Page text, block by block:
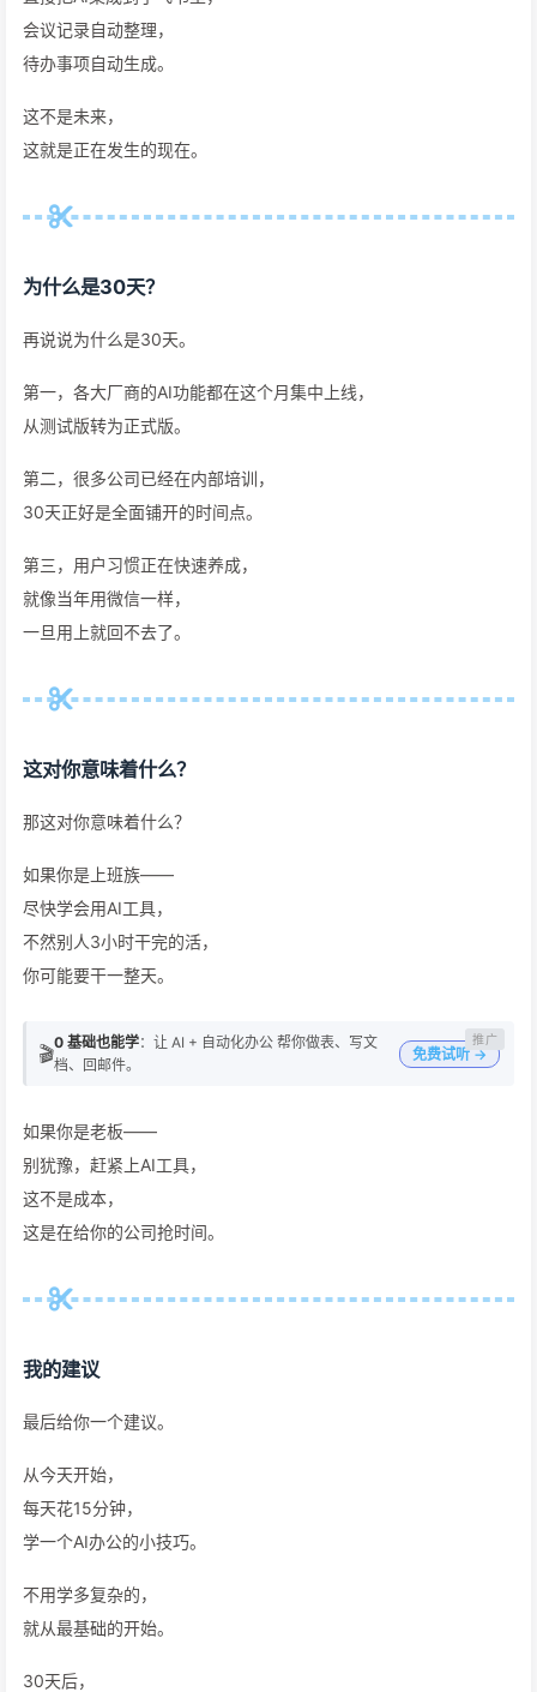
会议记录自动整理，
待办事项自动生成。
这不是未来，
这就是正在发生的现在。
为什么是30天？
再说说为什么是30天。
第一，各大厂商的AI功能都在这个月集中上线，
从测试版转为正式版。
第二，很多公司已经在内部培训，
30天正好是全面铺开的时间点。
第三，用户习惯正在快速养成，
就像当年用微信一样，
一旦用上就回不去了。
这对你意味着什么？
那这对你意味着什么？
如果你是上班族——
尽快学会用AI工具，
不然别人3小时干完的活，
你可能要干一整天。
🎬0 基础也能学：让 AI + 自动化办公 帮你做表、写文
档、回邮件。
免费试听 →
如果你是老板——
别犹豫，赶紧上AI工具，
这不是成本，
这是在给你的公司抢时间。
我的建议
最后给你一个建议。
从今天开始，
每天花15分钟，
学一个AI办公的小技巧。
不用学多复杂的，
就从最基础的开始。
30天后，